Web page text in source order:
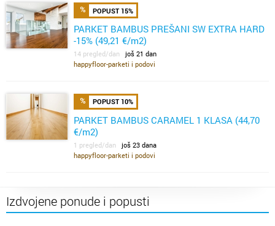
POPUST 15%
PARKET BAMBUS PREŠANI SW EXTRA HARD
-15% (49,21 €/m2)
14 pregled/dan još 21 dan
happyfloor-parketi i podovi
POPUST 10%
PARKET BAMBUS CARAMEL 1 KLASA (44,70
€/m2)
1 pregled/dan još 23 dana
happyfloor-parketi i podovi
Izdvojene ponude i popusti